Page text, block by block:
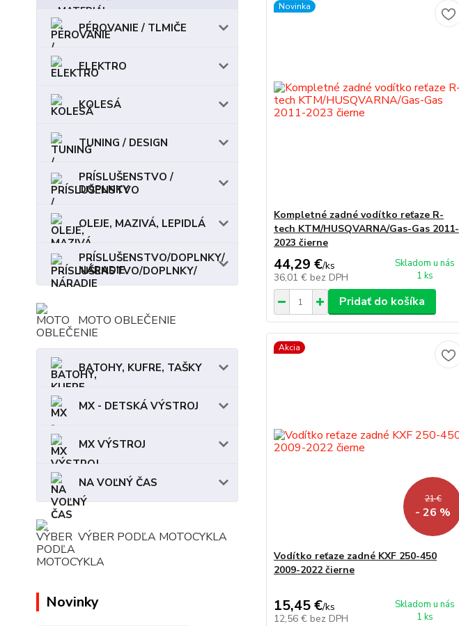
PÉROVANIE / TLMIČE
ELEKTRO
KOLESÁ
TUNING / DESIGN
PRÍSLUŠENSTVO /
DOPLNKY
OLEJE, MAZIVÁ, LEPIDLÁ
PRÍSLUŠENSTVO/DOPLNKY/
NÁRADIE
MOTO OBLEČENIE
BATOHY, KUFRE, TAŠKY
MX - DETSKÁ VÝSTROJ
MX VÝSTROJ
NA VOĽNÝ ČAS
VÝBER PODĽA MOTOCYKLA
Novinky
Novinka
Kompletné zadné vodítko reťaze R-
tech KTM/HUSQVARNA/Gas-Gas 2011-
2023 čierne
44,29 €/ks
36,01 € bez DPH
Skladom u nás
1 ks
Pridať do košíka
Akcia
21 €
- 26 %
Vodítko reťaze zadné KXF 250-450
2009-2022 čierne
15,45 €/ks
12,56 € bez DPH
Skladom u nás
1 ks